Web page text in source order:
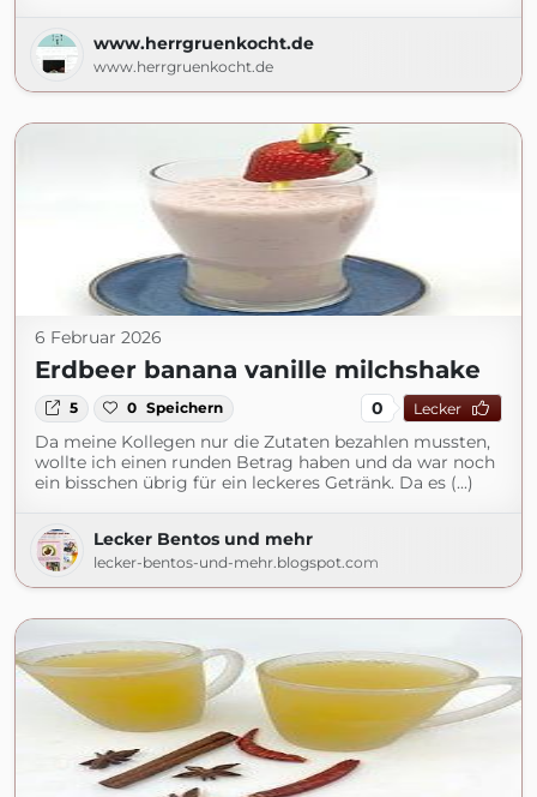
www.herrgruenkocht.de
www.herrgruenkocht.de
6 Februar 2026
Erdbeer banana vanille milchshake
5 0 Speichern 0 Lecker
Da meine Kollegen nur die Zutaten bezahlen mussten,
wollte ich einen runden Betrag haben und da war noch
ein bisschen übrig für ein leckeres Getränk. Da es (...)
Lecker Bentos und mehr
lecker-bentos-und-mehr.blogspot.com